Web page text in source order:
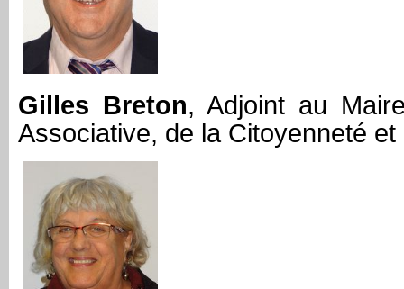
Gilles Breton, Adjoint au
Associative, de la Citoyenneté